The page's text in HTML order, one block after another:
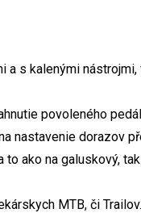
s kalenými
povoleného
nastavenie dorazov
ako na galuskový, tak
MTB, či Trailov.